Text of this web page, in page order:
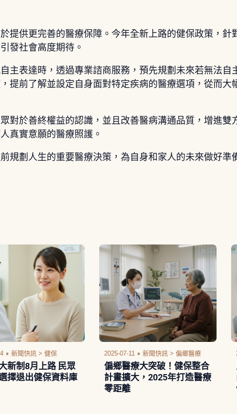
提供更完善的醫療保障。今年全新上路的健保政策，針
發社會高度期待。
主表達時，透過專業諮商服務，預先規劃未來若無法自
提前了解並設定自身面對特定疾病的醫療選項，從而大
對於善終權益的認識，並且改善醫病溝通品質，增進雙
真實意願的醫療照護。
規劃人生的重要醫療決策，為自身和家人的未來做好準
新聞快訊 > 健保
新制8月上路 民眾
擇退出健保資料庫
2025-07-11 新聞快訊 > 偏鄉醫療
偏鄉醫療大突破！健保整合
計畫擴大，2025年打造醫療
零距離